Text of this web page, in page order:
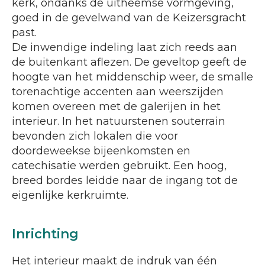
kerk, ondanks de uitheemse vormgeving,
goed in de gevelwand van de Keizersgracht
past.
De inwendige indeling laat zich reeds aan
de buitenkant aflezen. De geveltop geeft de
hoogte van het middenschip weer, de smalle
torenachtige accenten aan weerszijden
komen overeen met de galerijen in het
interieur. In het natuurstenen souterrain
bevonden zich lokalen die voor
doordeweekse bijeenkomsten en
catechisatie werden gebruikt. Een hoog,
breed bordes leidde naar de ingang tot de
eigenlijke kerkruimte.
Inrichting
Het interieur maakt de indruk van één